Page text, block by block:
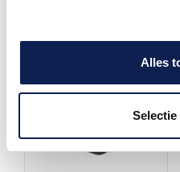
Alles
Selectie